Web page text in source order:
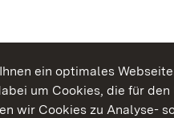
ein optimales
um Cookies, die für
wir Cookies zu Analyse-